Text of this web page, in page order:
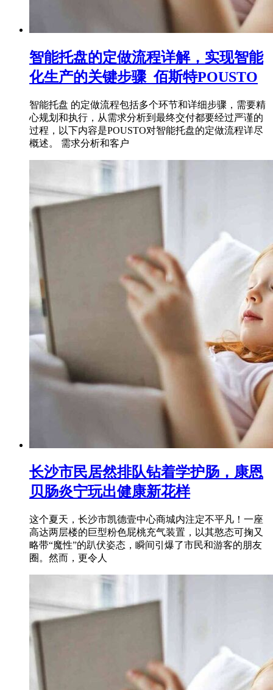
智能托盘的定做流程详解，实现智能
化生产的关键步骤_佰斯特POUSTO
智能托盘 的定做流程包括多个环节和详细步骤，需要精
心规划和执行，从需求分析到最终交付都要经过严谨的
过程，以下内容是POUSTO对智能托盘的定做流程详尽
概述。 需求分析和客户
长沙市民居然排队钻着学护肠，康恩
贝肠炎宁玩出健康新花样
这个夏天，长沙市凯德壹中心商城内注定不平凡！一座
高达两层楼的巨型粉色屁桃充气装置，以其憨态可掬又
略带“魔性”的趴伏姿态，瞬间引爆了市民和游客的朋友
圈。然而，更令人